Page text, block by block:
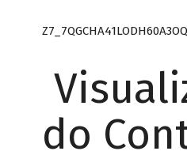
do